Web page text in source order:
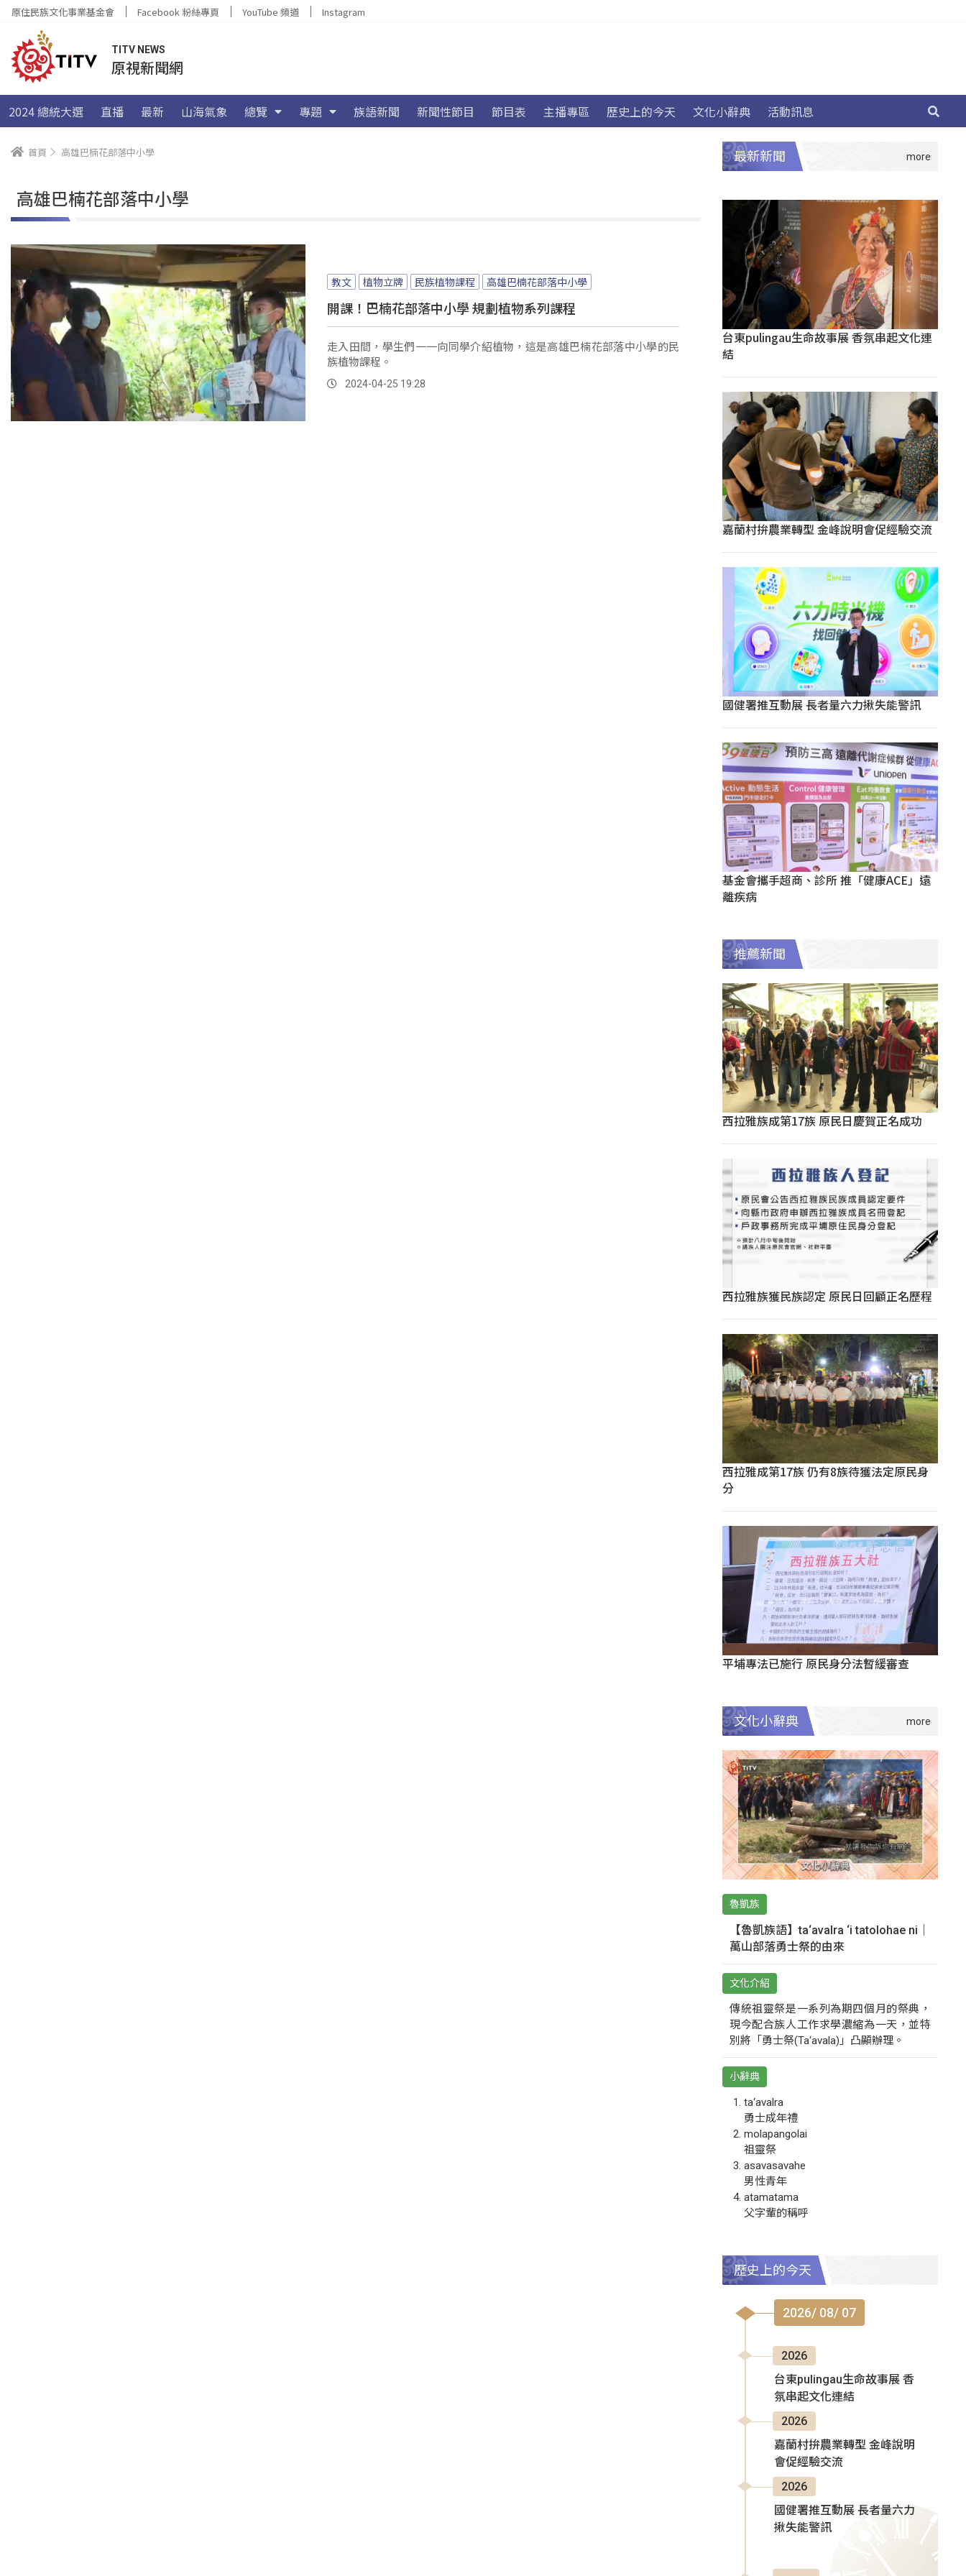
原住民族文化事業基金會 Facebook 粉絲專頁 YouTube 頻道 Instagram
TITV NEWS
原視新聞網
2024 總統大選 直播 最新 山海氣象 總覽 專題 族語新聞 新聞性節目 節目表 主播專區 歷史上的今天 文化小辭典 活動訊息
首頁 高雄巴楠花部落中小學
高雄巴楠花部落中小學
教文 植物立牌 民族植物課程 高雄巴楠花部落中小學
開課！巴楠花部落中小學 規劃植物系列課程
走入田間，學生們一一向同學介紹植物，這是高雄巴楠花部落中小學的民
族植物課程。
2024-04-25 19:28
最新新聞
台東pulingau生命故事展 香氛串起文化連
結
嘉蘭村拚農業轉型 金峰說明會促經驗交流
國健署推互動展 長者量六力揪失能警訊
基金會攜手超商、診所 推「健康ACE」遠
離疾病
推薦新聞
西拉雅族成第17族 原民日慶賀正名成功
西拉雅族獲民族認定 原民日回顧正名歷程
西拉雅成第17族 仍有8族待獲法定原民身
分
平埔專法已施行 原民身分法暫緩審查
文化小辭典
魯凱族
【魯凱族語】ta‘avalra ‘i tatolohae ni｜
萬山部落勇士祭的由來
文化介紹
傳統祖靈祭是一系列為期四個月的祭典，
現今配合族人工作求學濃縮為一天，並特
別將「勇士祭(Ta‘avala)」凸顯辦理。
小辭典
ta‘avalra
勇士成年禮
molapangolai
祖靈祭
asavasavahe
男性青年
atamatama
父字輩的稱呼
歷史上的今天
2026/ 08/ 07
2026
台東pulingau生命故事展 香
氛串起文化連結
2026
嘉蘭村拚農業轉型 金峰說明
會促經驗交流
2026
國健署推互動展 長者量六力
揪失能警訊